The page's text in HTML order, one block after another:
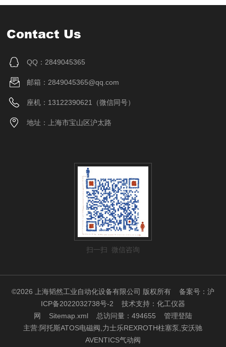
Contact Us
QQ：2849045365
邮箱：2849045365@qq.com
座机：13122390621（微信同号）
地址：上海市宝山区沪太路
扫一扫 微信咨询
©2026 上海韬然工业自动化设备有限公司 版权所有 备案号：沪
ICP备2022032738号-2 技术支持： 化工仪器
网
Sitemap.xml 总访问量：494655 管理登陆
主营:阿托斯ATOS电磁阀,力士乐REXROTH柱塞泵,安沃驰
AVENTICS气动阀